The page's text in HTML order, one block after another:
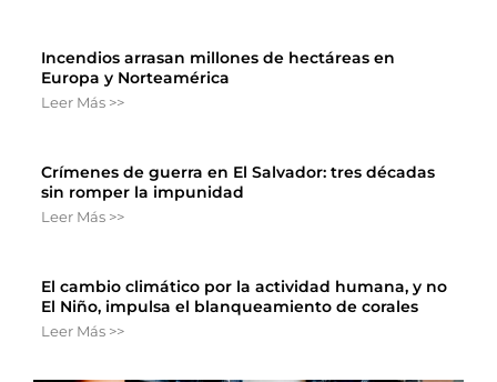
Incendios arrasan millones de hectáreas en
Europa y Norteamérica
Leer Más >>
Crímenes de guerra en El Salvador: tres décadas
sin romper la impunidad
Leer Más >>
El cambio climático por la actividad humana, y no
El Niño, impulsa el blanqueamiento de corales
Leer Más >>